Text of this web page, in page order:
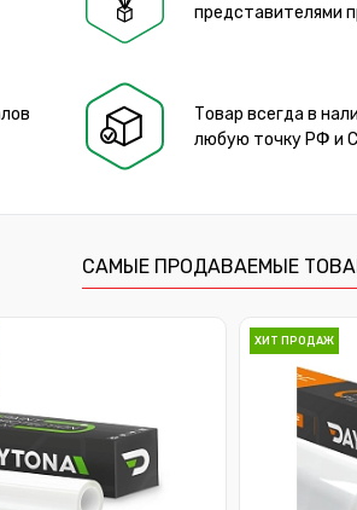
представителями
Товар всегда в
любую точку РФ и
САМЫЕ ПРОДАВАЕМЫЕ
ХИТ ПРОДАЖ